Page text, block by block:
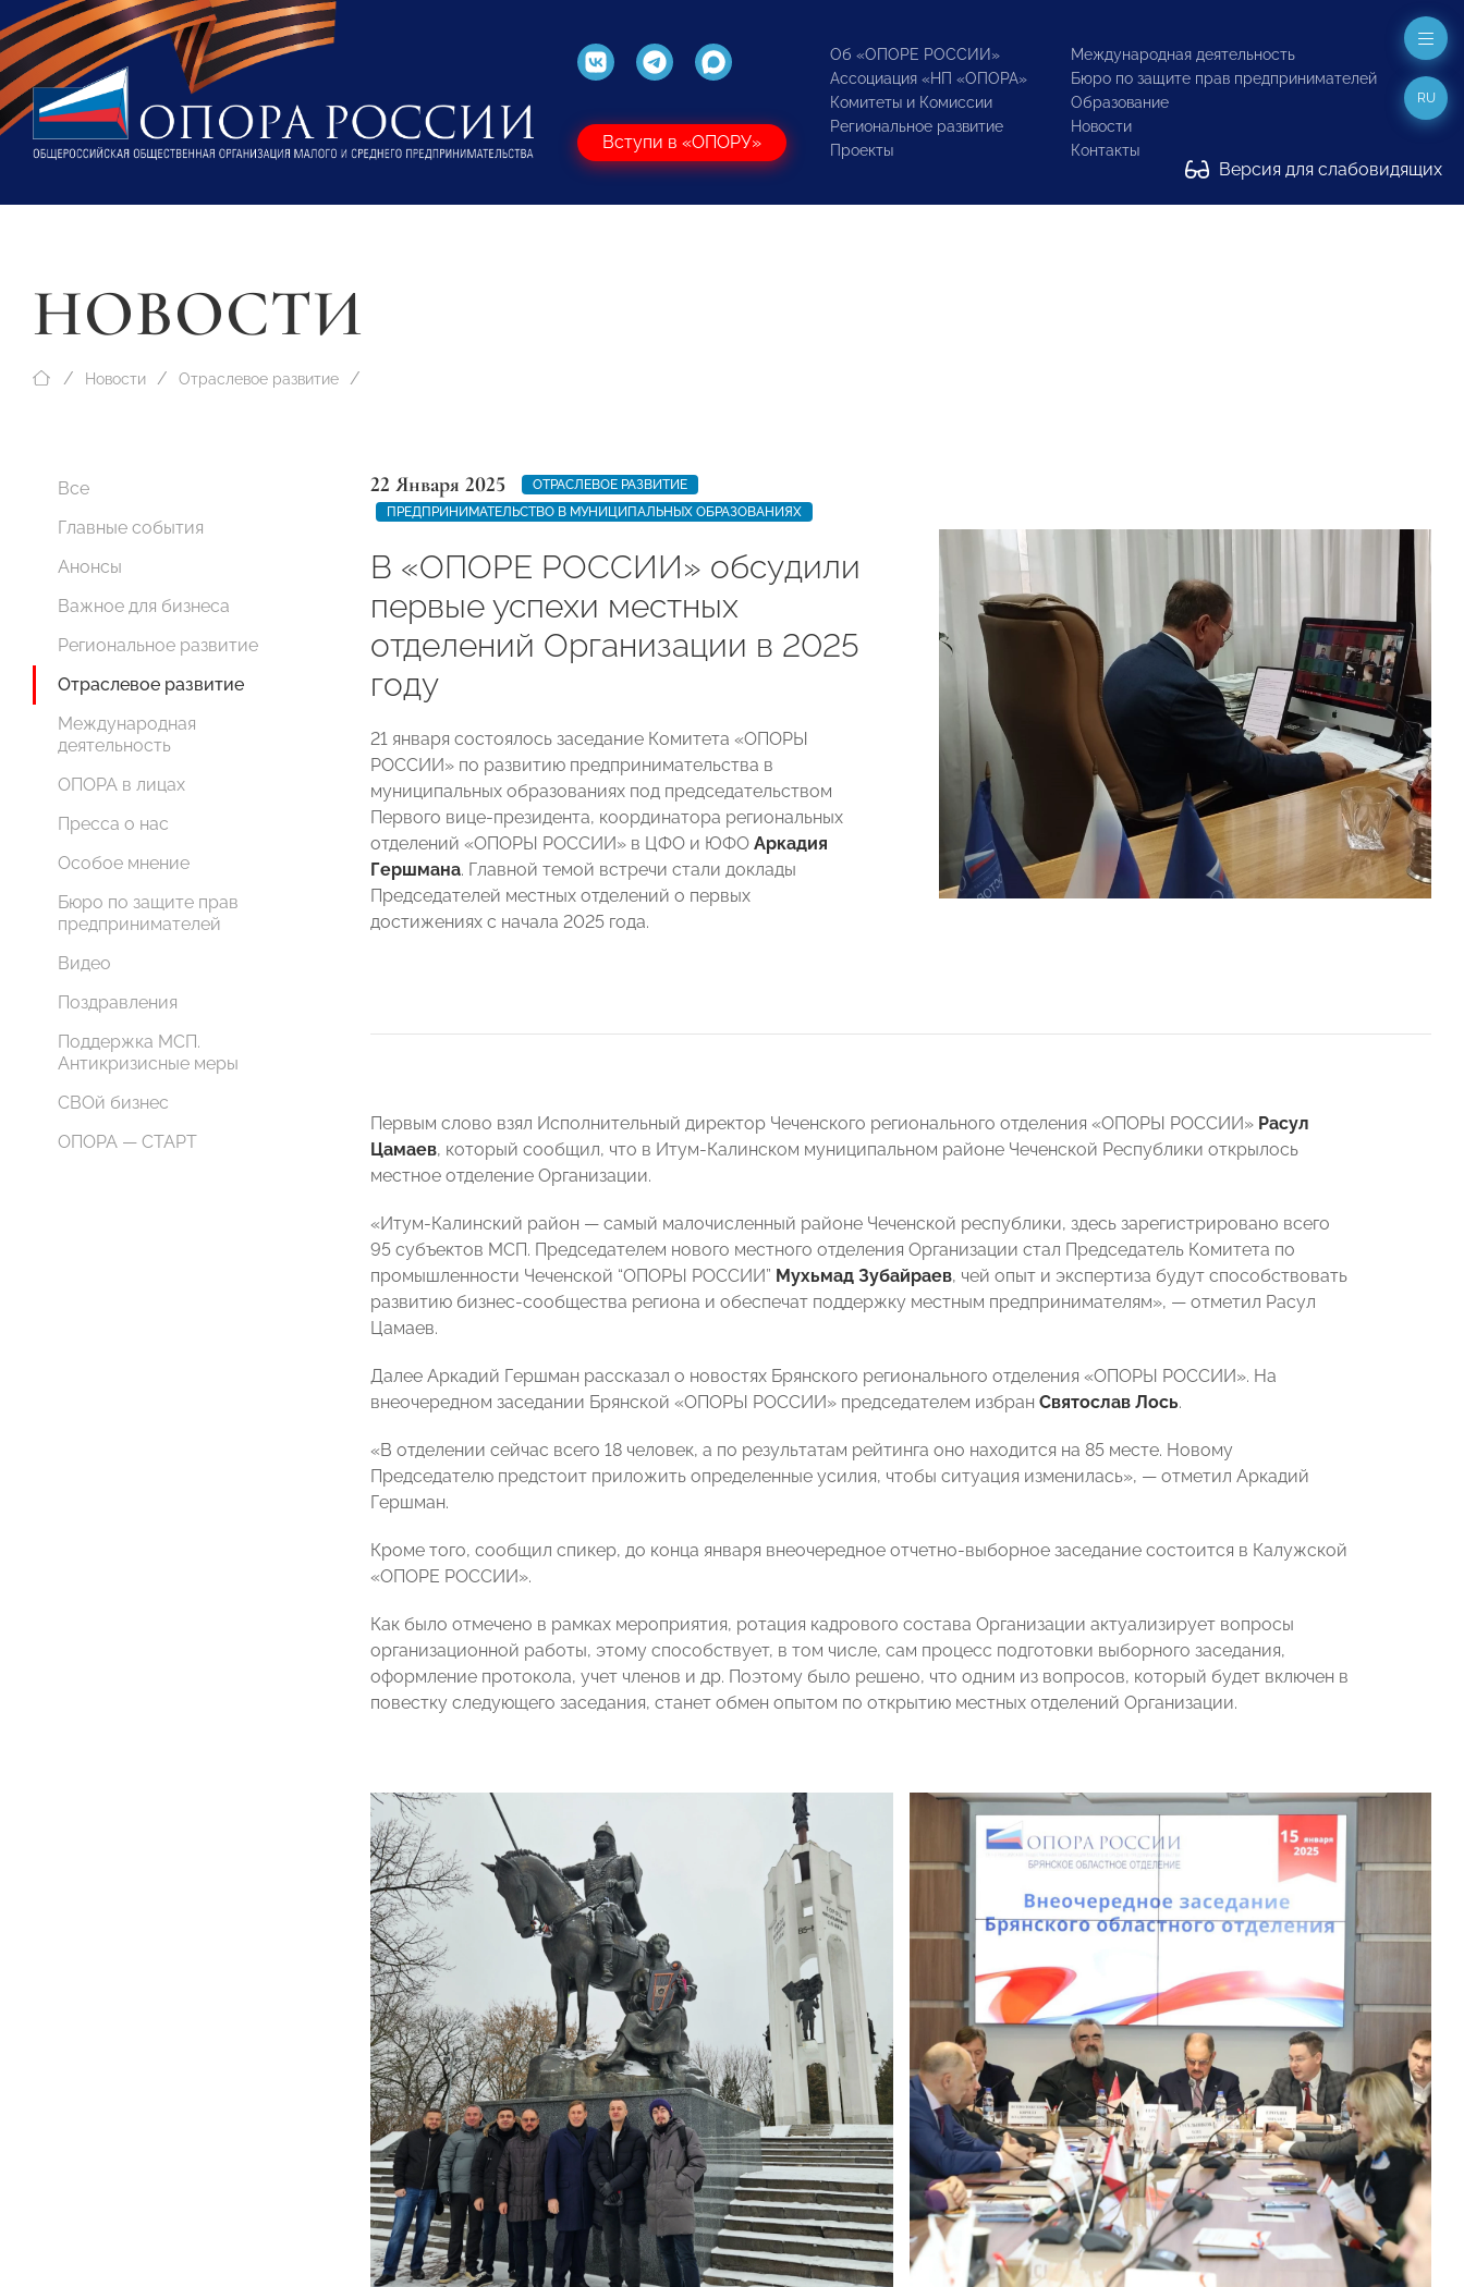
Вступи в «ОПОРУ»
Об «ОПОРЕ РОССИИ»
Ассоциация «НП «ОПОРА»
Комитеты и Комиссии
Региональное развитие
Проекты
Международная деятельность
Бюро по защите прав предпринимателей
Образование
Новости
Контакты
Версия для слабовидящих
RU
НОВОСТИ
Новости Отраслевое развитие
Все
Главные события
Анонсы
Важное для бизнеса
Региональное развитие
Отраслевое развитие
Международная
деятельность
ОПОРА в лицах
Пресса о нас
Особое мнение
Бюро по защите прав
предпринимателей
Видео
Поздравления
Поддержка МСП.
Антикризисные меры
СВОй бизнес
ОПОРА — СТАРТ
22 Января 2025
ОТРАСЛЕВОЕ РАЗВИТИЕ
ПРЕДПРИНИМАТЕЛЬСТВО В МУНИЦИПАЛЬНЫХ ОБРАЗОВАНИЯХ
В «ОПОРЕ РОССИИ» обсудили
первые успехи местных
отделений Организации в 2025
году
21 января состоялось заседание Комитета «ОПОРЫ
РОССИИ» по развитию предпринимательства в
муниципальных образованиях под председательством
Первого вице-президента, координатора региональных
отделений «ОПОРЫ РОССИИ» в ЦФО и ЮФО Аркадия
Гершмана. Главной темой встречи стали доклады
Председателей местных отделений о первых
достижениях с начала 2025 года.
Первым слово взял Исполнительный директор Чеченского регионального отделения «ОПОРЫ РОССИИ» Расул
Цамаев, который сообщил, что в Итум-Калинском муниципальном районе Чеченской Республики открылось
местное отделение Организации.
«Итум-Калинский район — самый малочисленный районе Чеченской республики, здесь зарегистрировано всего
95 субъектов МСП. Председателем нового местного отделения Организации стал Председатель Комитета по
промышленности Чеченской “ОПОРЫ РОССИИ” Мухьмад Зубайраев, чей опыт и экспертиза будут способствовать
развитию бизнес-сообщества региона и обеспечат поддержку местным предпринимателям», — отметил Расул
Цамаев.
Далее Аркадий Гершман рассказал о новостях Брянского регионального отделения «ОПОРЫ РОССИИ». На
внеочередном заседании Брянской «ОПОРЫ РОССИИ» председателем избран Святослав Лось.
«В отделении сейчас всего 18 человек, а по результатам рейтинга оно находится на 85 месте. Новому
Председателю предстоит приложить определенные усилия, чтобы ситуация изменилась», — отметил Аркадий
Гершман.
Кроме того, сообщил спикер, до конца января внеочередное отчетно-выборное заседание состоится в Калужской
«ОПОРЕ РОССИИ».
Как было отмечено в рамках мероприятия, ротация кадрового состава Организации актуализирует вопросы
организационной работы, этому способствует, в том числе, сам процесс подготовки выборного заседания,
оформление протокола, учет членов и др. Поэтому было решено, что одним из вопросов, который будет включен в
повестку следующего заседания, станет обмен опытом по открытию местных отделений Организации.